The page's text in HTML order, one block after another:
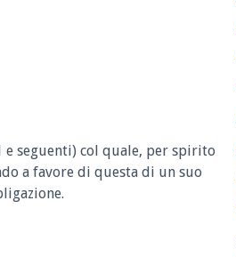
e seguenti) col quale, per spirito
a favore di questa di un suo